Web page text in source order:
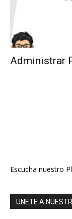
Administrar
Escucha nuestro
UNETE A